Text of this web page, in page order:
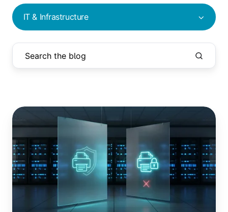
IT & Infrastructure
Windows
Protected
Print
vs.
Windows
Ready
Print: